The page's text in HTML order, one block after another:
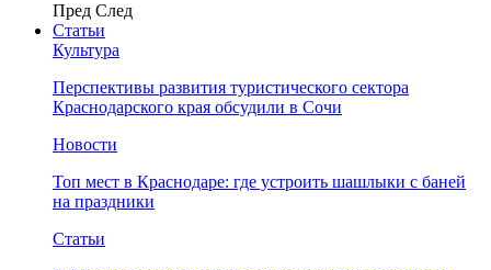
Пред След
Статьи
Культура
Перспективы развития туристического сектора
Краснодарского края обсудили в Сочи
Новости
Топ мест в Краснодаре: где устроить шашлыки с баней
на праздники
Статьи